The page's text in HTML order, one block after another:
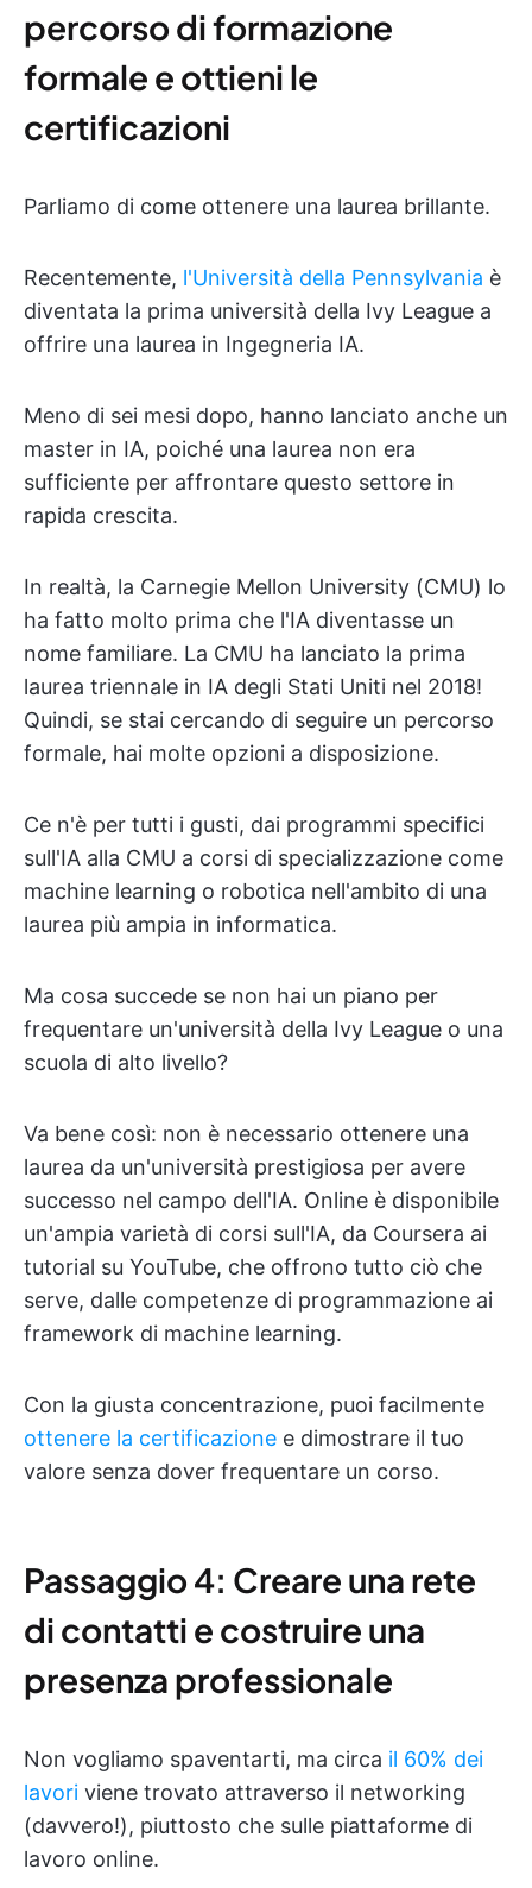
percorso di formazione
formale e ottieni le
certificazioni
Parliamo di come ottenere una laurea brillante.
Recentemente, l'Università della Pennsylvania è
diventata la prima università della Ivy League a
offrire una laurea in Ingegneria IA.
Meno di sei mesi dopo, hanno lanciato anche un
master in IA, poiché una laurea non era
sufficiente per affrontare questo settore in
rapida crescita.
In realtà, la Carnegie Mellon University (CMU) lo
ha fatto molto prima che l'IA diventasse un
nome familiare. La CMU ha lanciato la prima
laurea triennale in IA degli Stati Uniti nel 2018!
Quindi, se stai cercando di seguire un percorso
formale, hai molte opzioni a disposizione.
Ce n'è per tutti i gusti, dai programmi specifici
sull'IA alla CMU a corsi di specializzazione come
machine learning o robotica nell'ambito di una
laurea più ampia in informatica.
Ma cosa succede se non hai un piano per
frequentare un'università della Ivy League o una
scuola di alto livello?
Va bene così: non è necessario ottenere una
laurea da un'università prestigiosa per avere
successo nel campo dell'IA. Online è disponibile
un'ampia varietà di corsi sull'IA, da Coursera ai
tutorial su YouTube, che offrono tutto ciò che
serve, dalle competenze di programmazione ai
framework di machine learning.
Con la giusta concentrazione, puoi facilmente
ottenere la certificazione e dimostrare il tuo
valore senza dover frequentare un corso.
Passaggio 4: Creare una rete
di contatti e costruire una
presenza professionale
Non vogliamo spaventarti, ma circa il 60% dei
lavori viene trovato attraverso il networking
(davvero!), piuttosto che sulle piattaforme di
lavoro online.